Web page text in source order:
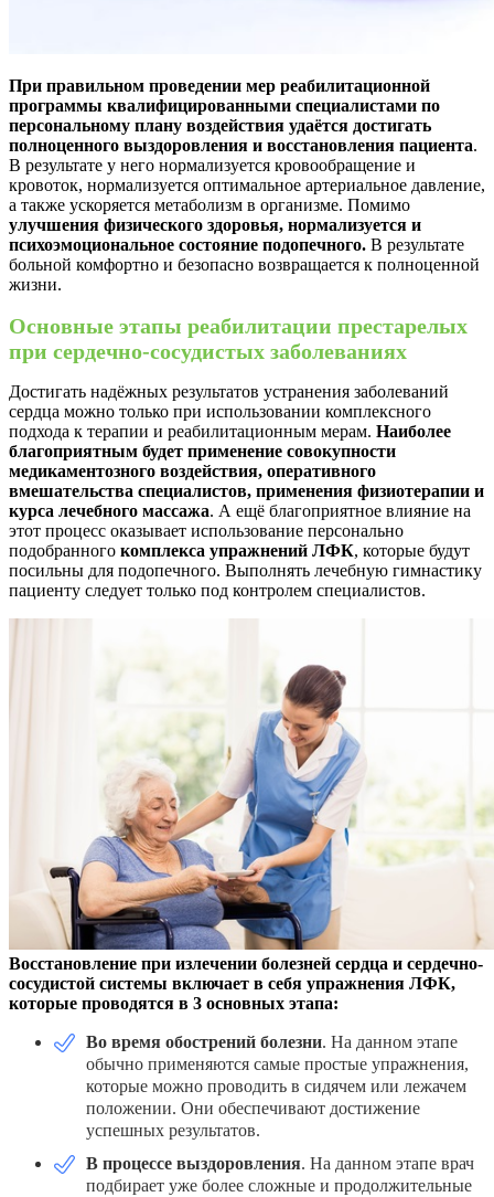
При правильном проведении мер реабилитационной
программы квалифицированными специалистами по
персональному плану воздействия удаётся достигать
полноценного выздоровления и восстановления пациента.
В результате у него нормализуется кровообращение и
кровоток, нормализуется оптимальное артериальное давление,
а также ускоряется метаболизм в организме. Помимо
улучшения физического здоровья, нормализуется и
психоэмоциональное состояние подопечного. В результате
больной комфортно и безопасно возвращается к полноценной
жизни.
Основные этапы реабилитации престарелых
при сердечно-сосудистых заболеваниях
Достигать надёжных результатов устранения заболеваний
сердца можно только при использовании комплексного
подхода к терапии и реабилитационным мерам. Наиболее
благоприятным будет применение совокупности
медикаментозного воздействия, оперативного
вмешательства специалистов, применения физиотерапии и
курса лечебного массажа. А ещё благоприятное влияние на
этот процесс оказывает использование персонально
подобранного комплекса упражнений ЛФК, которые будут
посильны для подопечного. Выполнять лечебную гимнастику
пациенту следует только под контролем специалистов.
Восстановление при излечении болезней сердца и сердечно-
сосудистой системы включает в себя упражнения ЛФК,
которые проводятся в 3 основных этапа:
Во время обострений болезни. На данном этапе
обычно применяются самые простые упражнения,
которые можно проводить в сидячем или лежачем
положении. Они обеспечивают достижение
успешных результатов.
В процессе выздоровления. На данном этапе врач
подбирает уже более сложные и продолжительные